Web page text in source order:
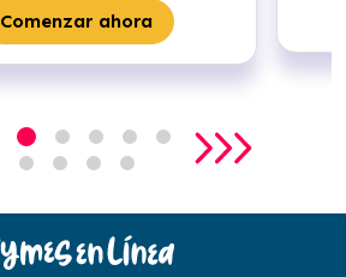
Comenzar ahora